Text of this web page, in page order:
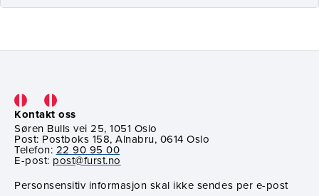
Kontakt oss
Søren Bulls vei 25, 1051 Oslo
Post: Postboks 158, Alnabru, 0614 Oslo
Telefon: 22 90 95 00
E-post: post@furst.no
Personsensitiv informasjon skal ikke sendes per e-post